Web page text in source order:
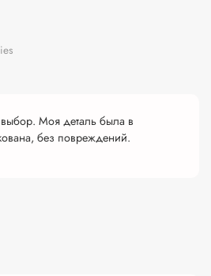
Моя деталь была в
без повреждений.